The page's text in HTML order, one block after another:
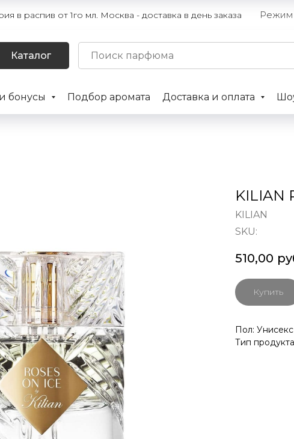
в распив от 1го мл. Москва - доставка в день заказа Режим
Каталог
бонусы Подбор аромата Доставка и оплата
KILIAN
KILIAN
SKU:
510,00
Купить
Пол: Унисекс
Тип